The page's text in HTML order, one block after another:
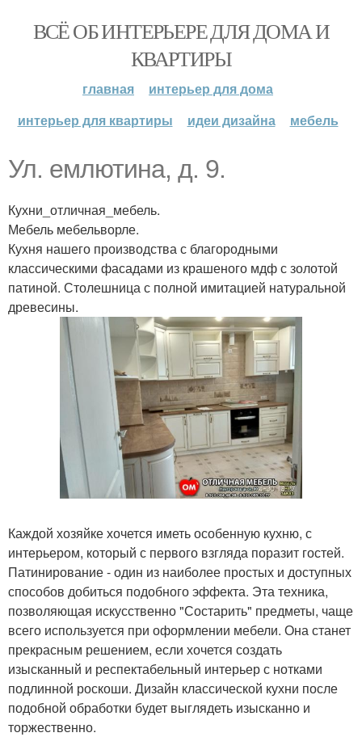
ВСЁ ОБ ИНТЕРЬЕРЕ ДЛЯ ДОМА И
КВАРТИРЫ
главная
интерьер для дома
интерьер для квартиры
идеи дизайна мебель
Ул. емлютина, д. 9.
Кухни_отличная_мебель.
Мебель мебельворле.
Кухня нашего производства с благородными
классическими фасадами из крашеного мдф с золотой
патиной. Столешница с полной имитацией натуральной
древесины.
Каждой хозяйке хочется иметь особенную кухню, с
интерьером, который с первого взгляда поразит гостей.
Патинирование - один из наиболее простых и доступных
способов добиться подобного эффекта. Эта техника,
позволяющая искусственно "Состарить" предметы, чаще
всего используется при оформлении мебели. Она станет
прекрасным решением, если хочется создать
изысканный и респектабельный интерьер с нотками
подлинной роскоши. Дизайн классической кухни после
подобной обработки будет выглядеть изысканно и
торжественно.